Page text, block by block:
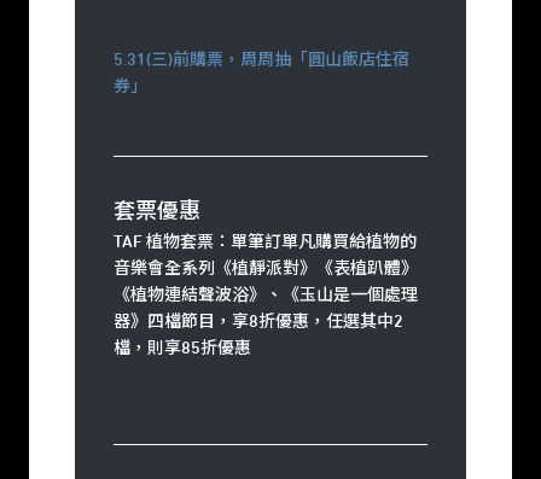
5.31(三)前購票，周周抽「圓山飯店住宿
券」
套票優惠
TAF 植物套票：單筆訂單凡購買給植物的
音樂會全系列《植靜派對》《表植趴體》
《植物連結聲波浴》、《玉山是一個處理
器》四檔節目，享8折優惠，任選其中2
檔，則享85折優惠